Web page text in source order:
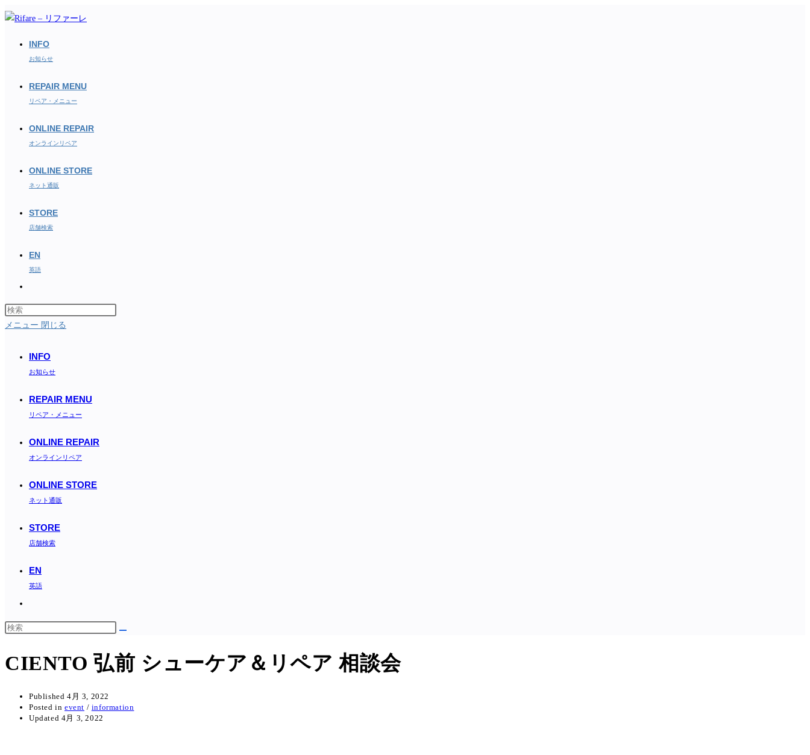
コ
INFO
お知らせ
REPAIR MENU
リペア・メニュー
ONLINE REPAIR
オンラインリペア
ONLINE STORE
ネット通販
STORE
店舗検索
EN
英語
search
メニュー 閉じる
INFO
お知らせ
REPAIR MENU
リペア・メニュー
ONLINE REPAIR
オンラインリペア
ONLINE STORE
ネット通販
STORE
店舗検索
EN
英語
search
CIENTO 弘前 シューケア＆リペア 相談会
Published 4月 3, 2022
Posted in event / information
Updated 4月 3, 2022